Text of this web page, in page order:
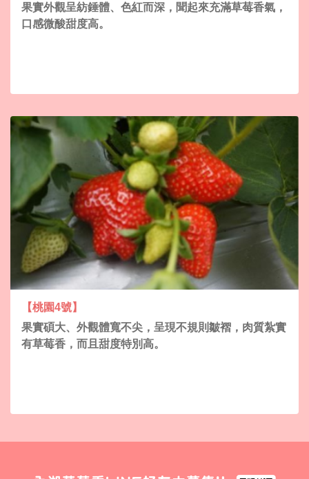
果實外觀呈紡錘體、色紅而深，聞起來充滿草莓香氣，
口感微酸甜度高。
【桃園4號】
果實碩大、外觀體寬不尖，呈現不規則皺褶，肉質紮實
有草莓香，而且甜度特別高。